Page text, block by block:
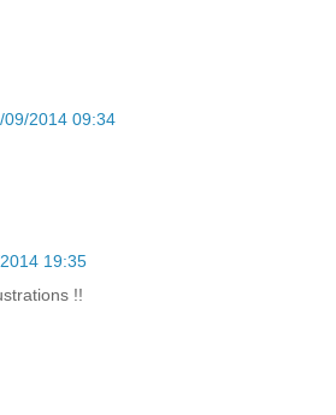
09/2014 09:34
19:35
!!